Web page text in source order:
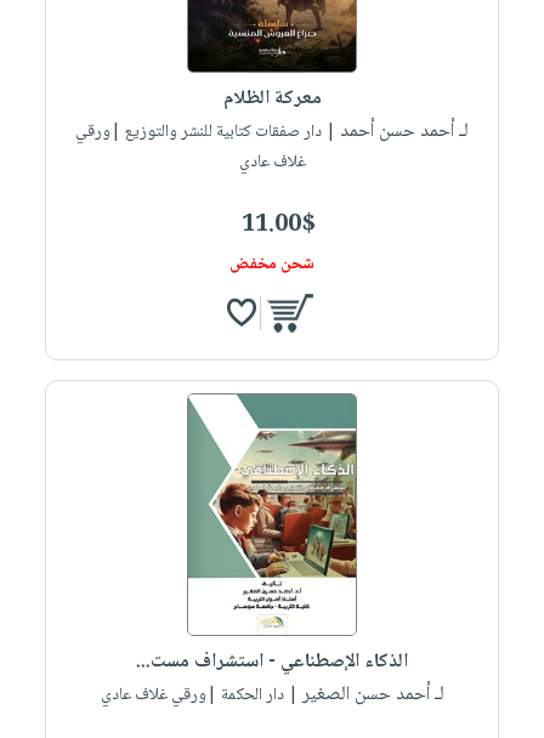
معركة الظلام
لـ أحمد حسن أحمد | دار صفقات كتابية للنشر والتوزيع |ورقي
غلاف عادي
11.00$
شحن مخفض
الذكاء الإصطناعي - استشراف مست...
لـ أحمد حسن الصغير| دار الحكمة |ورقي غلاف عادي